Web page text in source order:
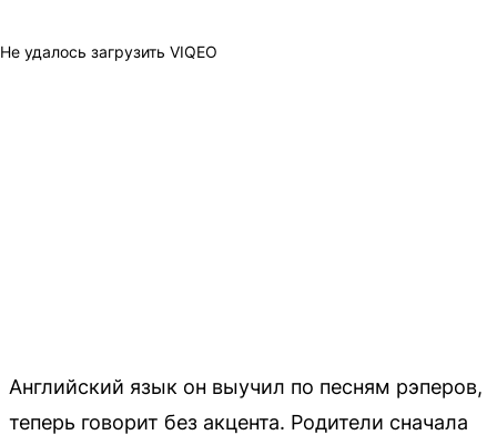
Не удалось загрузить VIQEO
Английский язык он выучил по песням рэперов,
теперь говорит без акцента. Родители сначала